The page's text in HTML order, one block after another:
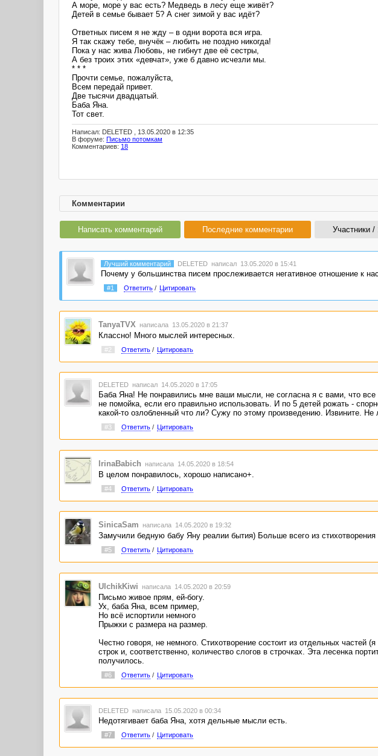
А море, море у вас есть? Медведь в лесу еще живёт?
Детей в семье бывает 5? А снег зимой у вас идёт?
Ответных писем я не жду – в одни ворота вся игра.
Я так скажу тебе, внучёк – любить не поздно никогда!
Пока у нас жива Любовь, не гибнут две её сестры,
А без троих этих «девчат», уже б давно исчезли мы.
* * *
Прочти семье, пожалуйста,
Всем передай привет.
Две тысячи двадцатый.
Баба Яна.
Тот свет.
Написал: DELETED , 13.05.2020 в 12:35
В форуме: Письмо потомкам
Комментариев: 18
Комментарии
Написать комментарий Последние комментарии Участники /
Лучший комментарий DELETED написал 13.05.2020 в 15:41
Почему у большинства писем прослеживается негативное отношение к
#1 Ответить/ Цитировать
TanyaTVX написала 13.05.2020 в 21:37
Классно! Много мыслей интересных.
#2 Ответить/ Цитировать
DELETED написал 14.05.2020 в 17:05
Баба Яна! Не понравились мне ваши мысли, не согласна я с вами, что
не помойка, если его правильно использовать. И по 5 детей рожать -
какой-то озлобленный что ли? Сужу по этому произведению. Извините. Не
#3 Ответить/ Цитировать
IrinaBabich написала 14.05.2020 в 18:54
В целом понравилось, хорошо написано+.
#4 Ответить/ Цитировать
SinicaSam написала 14.05.2020 в 19:32
Замучили бедную бабу Яну реалии бытия) Больше всего из
#5 Ответить/ Цитировать
UlchikKiwi написала 14.05.2020 в 20:59
Письмо живое прям, ей-богу.
Ух, баба Яна, всем пример,
Но всё испортили немного
Прыжки с размера на размер.
Честно говоря, не немного. Стихотворение состоит из отдельных частей
строк и, соответственно, количество слогов в строчках. Эта лесенка
получилось.
#6 Ответить/ Цитировать
DELETED написала 15.05.2020 в 00:34
Недотягивает баба Яна, хотя дельные мысли есть.
#7 Ответить/ Цитировать